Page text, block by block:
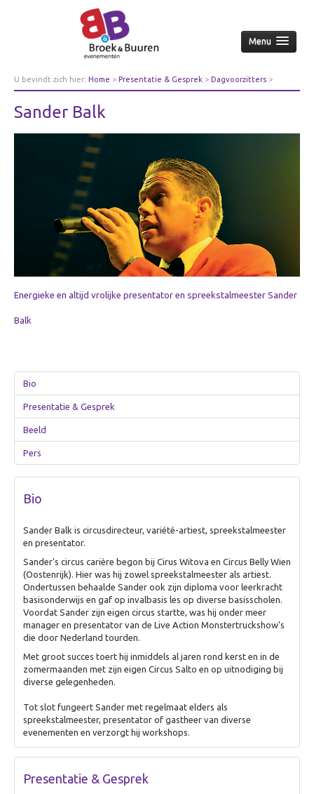
Menu
Aanpak
Nieuws & achtergrond
Opdrachtgevers
Over opdrachtgevers
Bedrijfsleven
Culturele sector
Overheid
Ervaring creëren
Over Ervaring creëren
De Theater-wasstraat
De (Bell)Butlers
Ontdek je plekje
Visualiseren
Over Visualiseren
Live Beamen & Fotografie
Sneltekenen
Animatie
Theater & Cabaret
Over Theater & Cabaret
Improvisatie Theater
Fake Speech
Dans & Circus
Cabaret op maat
U bevindt zich hier: Home > Presentatie & Gesprek > Dagvoorzitters >
Sander Balk
Sander Balk
Energieke en altijd vrolijke presentator en spreekstalmeester Sander
Balk
Bio
Presentatie & Gesprek
Beeld
Pers
Bio
Sander Balk is circusdirecteur, variété-artiest, spreekstalmeester
en presentator.
Sander's circus carière begon bij Cirus Witova en Circus Belly Wien
(Oostenrijk). Hier was hij zowel spreekstalmeester als artiest.
Ondertussen behaalde Sander ook zijn diploma voor leerkracht
basisonderwijs en gaf op invalbasis les op diverse basisscholen.
Voordat Sander zijn eigen circus startte, was hij onder meer
manager en presentator van de Live Action Monstertruckshow's
die door Nederland tourden.
Met groot succes toert hij inmiddels al jaren rond kerst en in de
zomermaanden met zijn eigen Circus Salto en op uitnodiging bij
diverse gelegenheden.
Tot slot fungeert Sander met regelmaat elders als
spreekstalmeester, presentator of gastheer van diverse
evenementen en verzorgt hij workshops.
Presentatie & Gesprek